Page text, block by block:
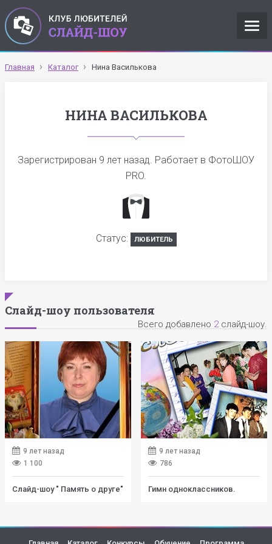
Главная Каталог Нина Василькова
НИНА ВАСИЛЬКОВА
Зарегистрирован 9 лет назад. Работает в ФотоШОУ
PRO.
Статус: ЛЮБИТЕЛЬ
Слайд-шоу пользователя
Всего добавлено 2слайд-шоу.
9 лет назад
1 100
Слайд-шоу " Память о друге"
9 лет назад
786
Гимн одноклассников.